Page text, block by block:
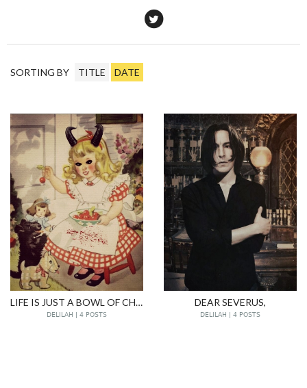
SORTING BY TITLE DATE
LIFE IS JUST A BOWL OF CHERRIES
DELILAH | 4 POSTS
DEAR SEVERUS,
DELILAH | 4 POSTS